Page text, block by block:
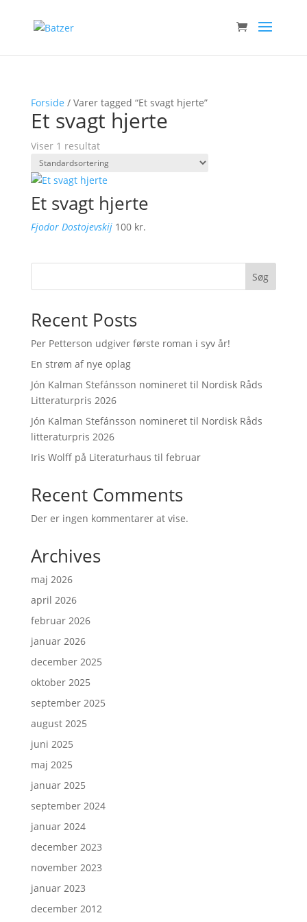
Forside / Varer tagged “Et svagt hjerte”
Et svagt hjerte
Viser 1 resultat
Et svagt hjerte
Fjodor Dostojevskij 100 kr.
Søg
Recent Posts
Per Petterson udgiver første roman i syv år!
En strøm af nye oplag
Jón Kalman Stefánsson nomineret til Nordisk Råds
Litteraturpris 2026
Jón Kalman Stefánsson nomineret til Nordisk Råds
litteraturpris 2026
Iris Wolff på Literaturhaus til februar
Recent Comments
Der er ingen kommentarer at vise.
Archives
maj 2026
april 2026
februar 2026
januar 2026
december 2025
oktober 2025
september 2025
august 2025
juni 2025
maj 2025
januar 2025
september 2024
januar 2024
december 2023
november 2023
januar 2023
december 2012